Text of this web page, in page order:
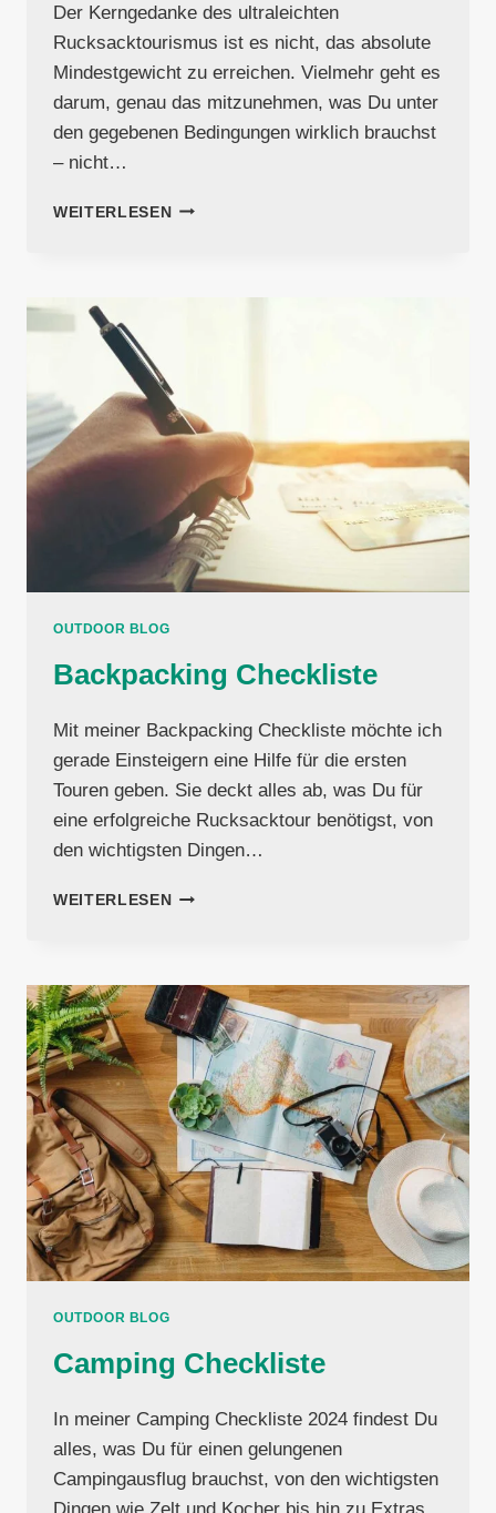
Der Kerngedanke des ultraleichten
Rucksacktourismus ist es nicht, das absolute
Mindestgewicht zu erreichen. Vielmehr geht es
darum, genau das mitzunehmen, was Du unter
den gegebenen Bedingungen wirklich brauchst
– nicht…
WEITERLESEN35
BACKPACKING
OUTDOOR BLOG
Backpacking Checkliste
Mit meiner Backpacking Checkliste möchte ich
gerade Einsteigern eine Hilfe für die ersten
Touren geben. Sie deckt alles ab, was Du für
eine erfolgreiche Rucksacktour benötigst, von
den wichtigsten Dingen…
WEITERLESENBACKPACKING
OUTDOOR BLOG
Camping Checkliste
In meiner Camping Checkliste 2024 findest Du
alles, was Du für einen gelungenen
Campingausflug brauchst, von den wichtigsten